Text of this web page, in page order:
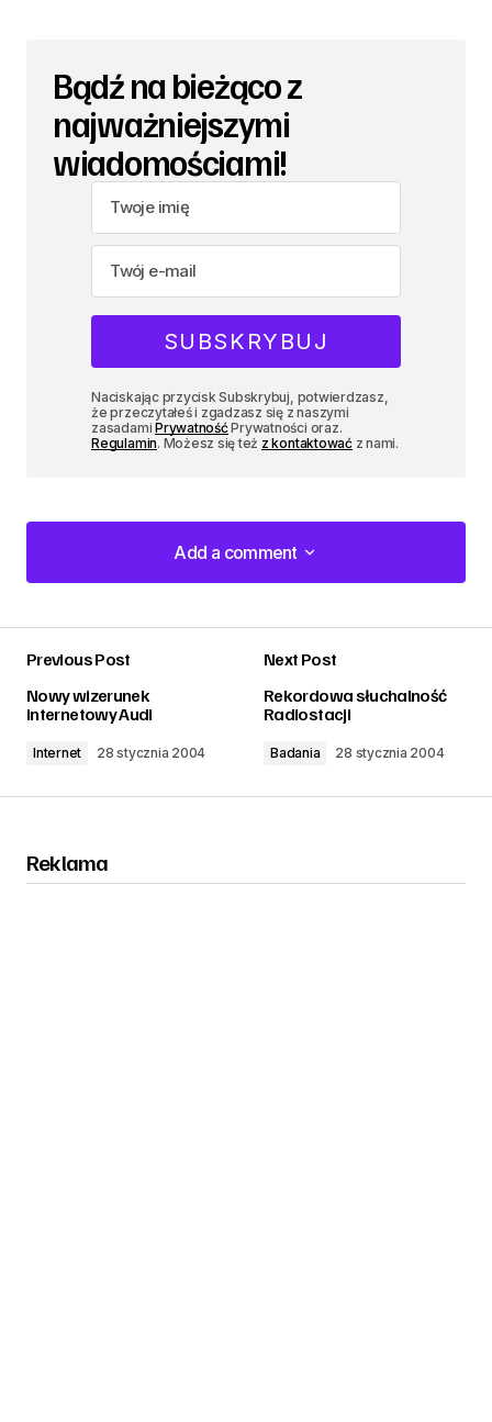
Bądź na bieżąco z
najważniejszymi
wiadomościami!
Naciskając przycisk Subskrybuj, potwierdzasz,
że przeczytałeś i zgadzasz się z naszymi
zasadamiPrywatnośćPrywatności oraz.
Regulamin. Możesz się też z kontaktowaćz nami.
Add a comment
Add a comment
Previous Post
Nowy wizerunek
internetowy Audi
Internet 28 stycznia 2004
Next Post
Rekordowa słuchalność
Radiostacji
Badania 28 stycznia 2004
Reklama